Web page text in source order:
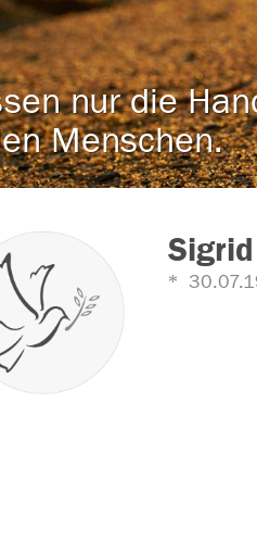
nur die
Menschen.